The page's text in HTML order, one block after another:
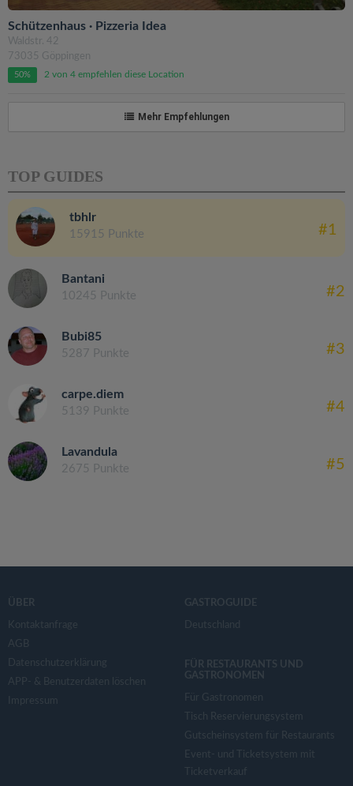
Schützenhaus · Pizzeria Idea
Waldstr. 42
73035 Göppingen
50% 2 von 4 empfehlen diese Location
Mehr Empfehlungen
TOP GUIDES
tbhlr
15915 Punkte #1
Bantani
10245 Punkte #2
Bubi85
5287 Punkte #3
carpe.diem
5139 Punkte #4
Lavandula
2675 Punkte #5
ÜBER
Kontaktanfrage
AGB
Datenschutzerklärung
APP- & Benutzerdaten löschen
Impressum
GASTROGUIDE
Deutschland
FÜR RESTAURANTS UND
GASTRONOMEN
Für Gastronomen
Tisch Reservierungsystem
Gutscheinsystem für Restaurants
Event- und Ticketsystem mit
Ticketverkauf